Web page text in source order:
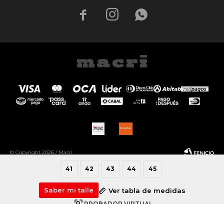
41 42 43 44 45
Saber mi talle Ver tabla de medidas
  
© Copyright 2026 / Macri